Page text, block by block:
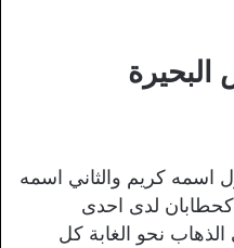
اسمه كريم والثاني اسمه
لدى احدى
نحو الغابة كل